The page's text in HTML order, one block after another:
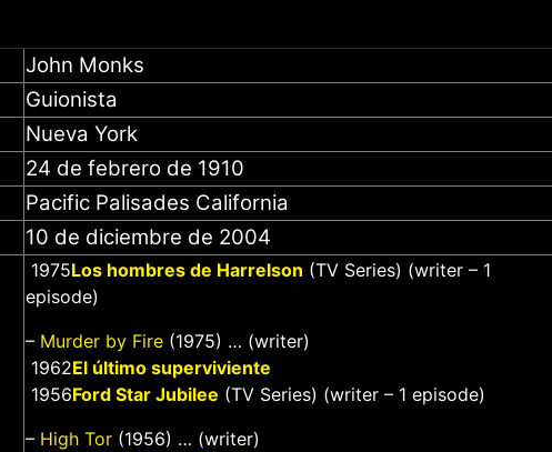
John Monks
Guionista
Nueva York
24 de febrero de 1910
Pacific Palisades California
10 de diciembre de 2004
1975Los hombres de Harrelson (TV Series) (writer – 1
episode)
– Murder by Fire (1975) … (writer)
1962El último superviviente
1956Ford Star Jubilee (TV Series) (writer – 1 episode)
– High Tor (1956) … (writer)